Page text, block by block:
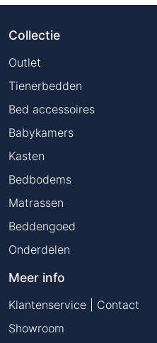
Collectie
Outlet
Tienerbedden
Bed accessoires
Babykamers
Kasten
Bedbodems
Matrassen
Beddengoed
Onderdelen
Meer info
Klantenservice | Contact
Showroom